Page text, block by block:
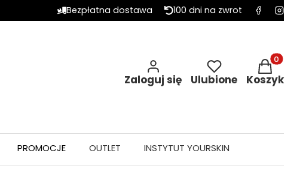
Bezpłatna dostawa 100 dni na zwrot
Zaloguj się Ulubione
Produkty
Koszyk
PROMOCJE OUTLET INSTYTUT YOURSKIN